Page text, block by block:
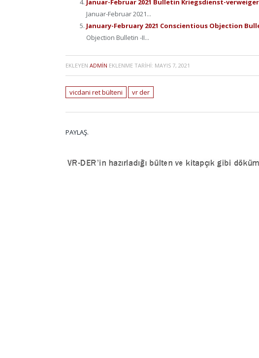
Januar-Februar 2021 Bulletin Kriegsdienst-
Januar-Februar 2021...
January-February 2021 Conscientious Objection
Objection Bulletin -II...
EKLEYEN ADMIN EKLENME TARIHI: MAYIS 7, 2021
vicdani ret bülteni vr der
PAYLAŞ.